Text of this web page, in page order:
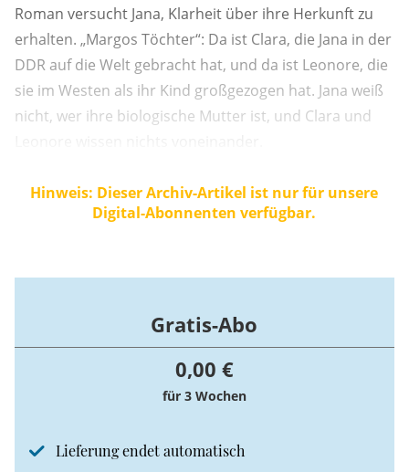
Roman versucht Jana, Klarheit über ihre Herkunft zu
erhalten. „Margos Töchter“: Da ist Clara, die Jana in der
DDR auf die Welt gebracht hat, und da ist Leonore, die
sie im Westen als ihr Kind großgezogen hat. Jana weiß
nicht, wer ihre biologische Mutter ist, und Clara und
Hinweis: Dieser Archiv-Artikel ist nur für unsere
Digital-Abonnenten verfügbar.
Gratis-Abo
0,00 €
für 3 Wochen
Lieferung endet automatisch